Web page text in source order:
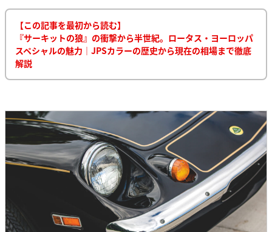
【この記事を最初から読む】
『サーキットの狼』の衝撃から半世紀。ロータス・ヨーロッパ
スペシャルの魅力｜JPSカラーの歴史から現在の相場まで徹底
解説